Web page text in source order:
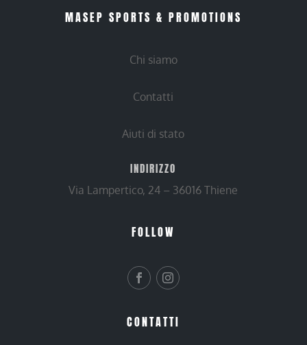
MASEP SPORTS & PROMOTIONS
Chi siamo
Contatti
Aiuti di stato
INDIRIZZO
Via Lampertico, 24 – 36016 Thiene
FOLLOW
CONTATTI